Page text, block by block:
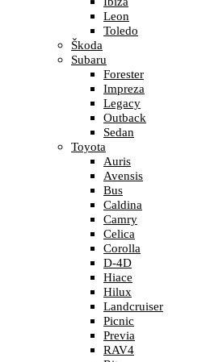
Leon
Toledo
Škoda
Subaru
Forester
Impreza
Legacy
Outback
Sedan
Toyota
Auris
Avensis
Bus
Caldina
Camry
Celica
Corolla
D-4D
Hiace
Hilux
Landcruiser
Picnic
Previa
RAV4